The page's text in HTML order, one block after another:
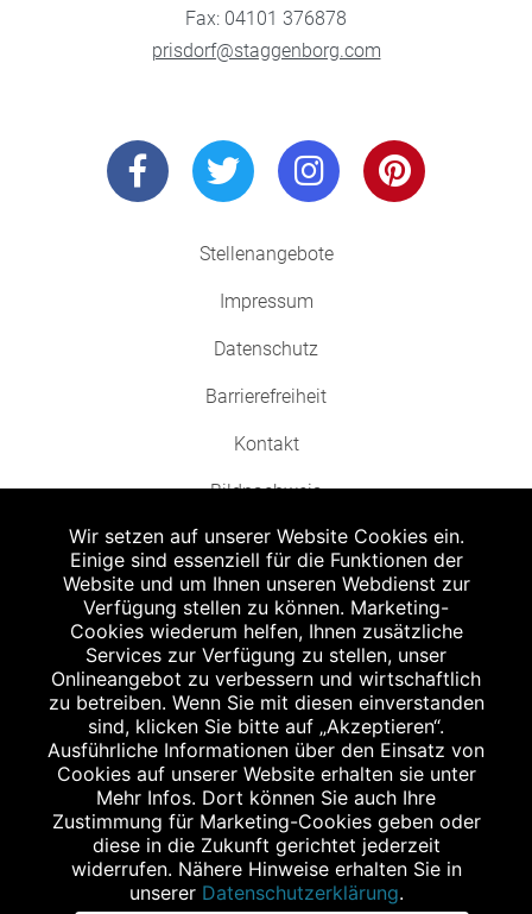
Fax: 04101 376878
prisdorf@staggenborg.com
Stellenangebote
Impressum
Datenschutz
Barrierefreiheit
Kontakt
Bildnachweis
Abgabe in haushaltsüblichen Mengen, solange der Vorrat reicht. Für Druck-
und Satzfehler keine Haftung.
Zu Risiken und Nebenwirkungen lesen Sie die Packungsbeilage und fragen
Sie Ihren Arzt oder Apotheker.
Angabe nach der deutschen Arzneimitteltaxe Apothekenerstattungspreis
(AEP). Der AEP ist keine unverbindliche Preisempfehlung der Hersteller. Der
AEP ist ein von den Apotheken in Ansatz gebrachter Preis für rezeptfreie
Arzneimittel. Er entspricht in der Höhe dem für Apotheken verbindlichen
Abgabepreis, zu dem eine Apotheke in bestimmten Fällen (z.B. bei Kindern
unter 12 Jahren) das Produkt mit der gesetzlichen Krankenversicherung
abrechnet. Der AEP ist der allgemeine Erstattungspreis im Falle einer
Kostenübernahme durch die gesetzlichen Krankenkassen, vor Abzug eines
Zwangsrabattes (zur Zeit 5%) nach §130 Abs. 1 SGB V.
Unverbindliche Preisempfehlung des Herstellers (UVP).
Wir setzen auf unserer Website Cookies ein.
Einige sind essenziell für die Funktionen der
Website und um Ihnen unseren Webdienst zur
Verfügung stellen zu können. Marketing-
Cookies wiederum helfen, Ihnen zusätzliche
Services zur Verfügung zu stellen, unser
Onlineangebot zu verbessern und wirtschaftlich
zu betreiben. Wenn Sie mit diesen einverstanden
sind, klicken Sie bitte auf „Akzeptieren“.
Ausführliche Informationen über den Einsatz von
Cookies auf unserer Website erhalten sie unter
Mehr Infos. Dort können Sie auch Ihre
Zustimmung für Marketing-Cookies geben oder
diese in die Zukunft gerichtet jederzeit
widerrufen. Nähere Hinweise erhalten Sie in
unserer Datenschutzerklärung.